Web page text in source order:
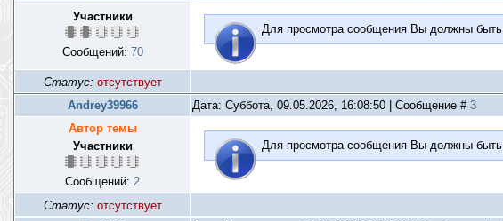
Участники
Сообщений: 70
Для просмотра сообщения Вы должны быть
Статус: отсутствует
Andrey39966
Дата: Суббота, 09.05.2026, 16:08:50 | Сообщение # 3
Автор темы
Участники
Сообщений: 2
Для просмотра сообщения Вы должны быть
Статус: отсутствует